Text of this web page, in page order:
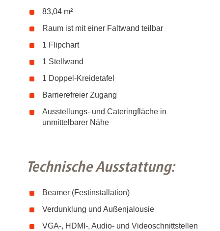
83,04 m²
Raum ist mit einer Faltwand teilbar
1 Flipchart
1 Stellwand
1 Doppel-Kreidetafel
Barrierefreier Zugang
Ausstellungs- und Cateringfläche in
unmittelbarer Nähe
Technische Ausstattung:
Beamer (Festinstallation)
Verdunklung und Außenjalousie
VGA-, HDMI-, Audio- und Videoschnittstellen